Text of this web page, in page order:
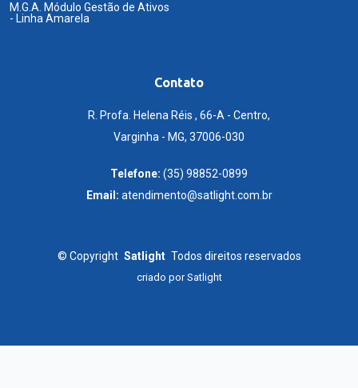
M.G.A. Módulo Gestão de Ativos
- Linha Amarela
Contato
R. Profa. Helena Réis , 66-A - Centro,
Varginha - MG, 37006-030
Telefone: (35) 98852-0899
Email: atendimento@satlight.com.br
© Copyright Satlight Todos direitos reservados
criado porSatlight